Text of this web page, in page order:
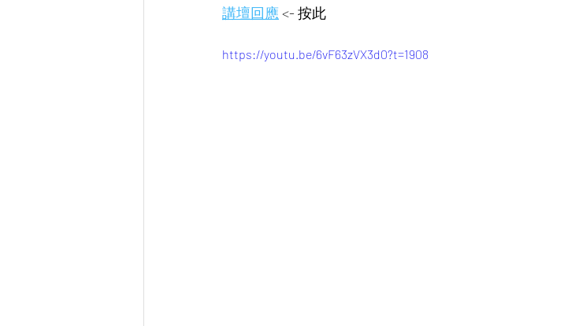
講壇回應 <- 按此
https://youtu.be/6vF63zVX3d0?t=1908